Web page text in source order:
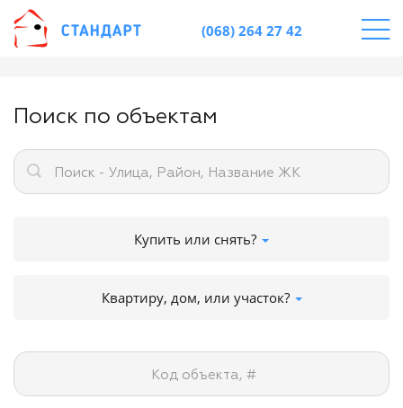
(068) 264 27 42
Поиск по объектам
Поиск - Улица, Район, Название ЖК
Купить или снять?
Квартиру, дом, или участок?
Код объекта, #